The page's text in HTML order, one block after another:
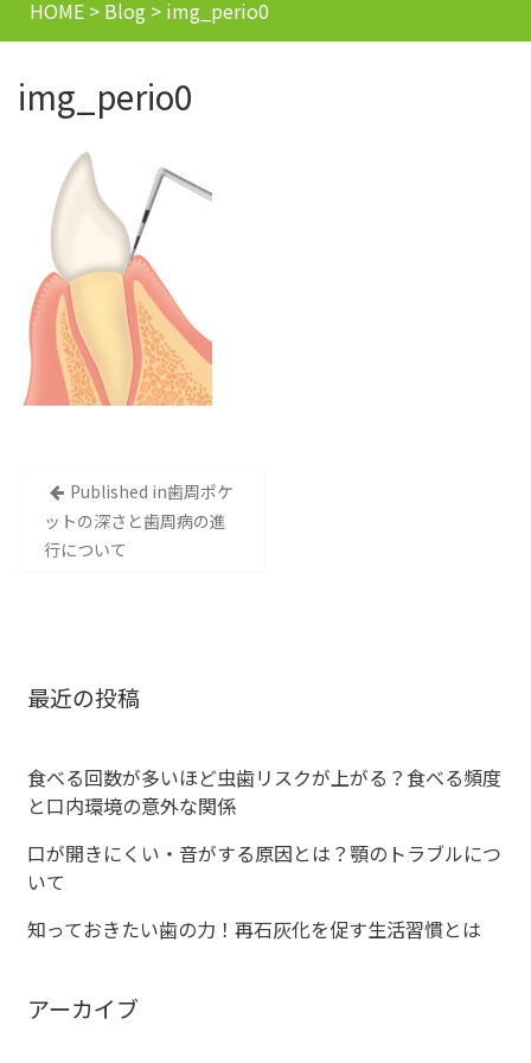
HOME > Blog > img_perio0
img_perio0
ゲ
シ
ョ
ン
Published in歯周ポケ
ットの深さと歯周病の進
行について
最近の投稿
食べる回数が多いほど虫歯リスクが上がる？食べる頻度
と口内環境の意外な関係
口が開きにくい・音がする原因とは？顎のトラブルにつ
いて
知っておきたい歯の力！再石灰化を促す生活習慣とは
アーカイブ